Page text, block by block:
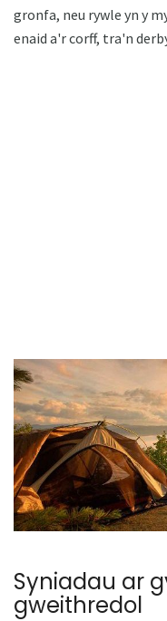
gronfa, neu rywle yn y
enaid a'r corff, tra'n
Syniadau ar
gweithredol